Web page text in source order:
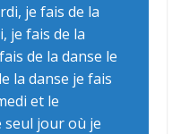
je fais de la
je fais de la
de la danse le
la danse je fais
et le
seul jour où je